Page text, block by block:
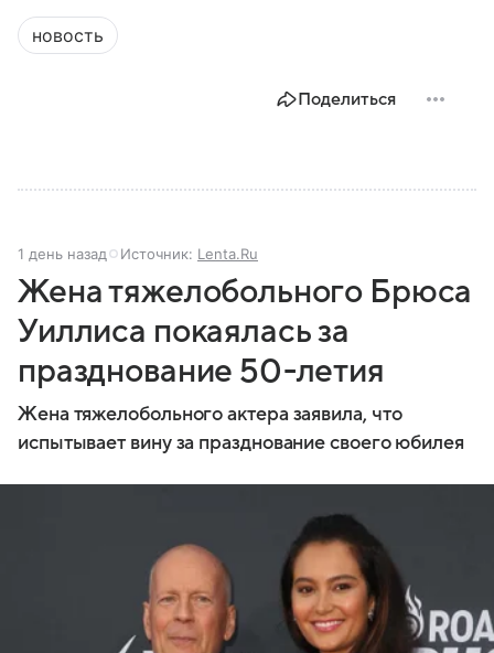
новость
Поделиться
1 день назад Источник: Lenta.Ru
Жена тяжелобольного Брюса
Уиллиса покаялась за
празднование 50-летия
Жена тяжелобольного актера заявила, что
испытывает вину за празднование своего юбилея